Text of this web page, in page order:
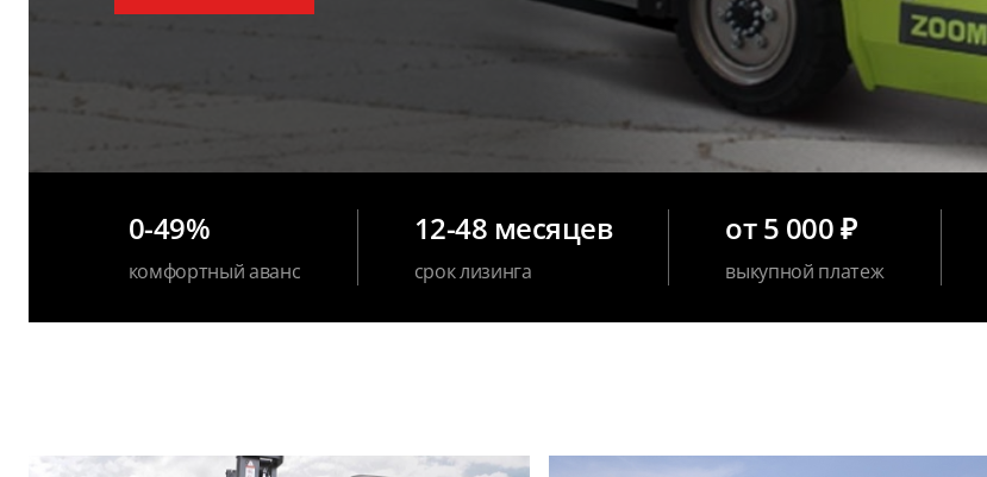
0-49%
комфортный аванс
12-48 месяцев
срок лизинга
от 5 000 ₽
выкупной платеж